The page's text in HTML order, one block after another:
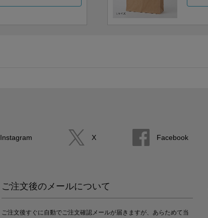
Instagram X Facebook
ご注文後のメールについて
ご注文後すぐに自動でご注文確認メールが届きますが、あらためて当